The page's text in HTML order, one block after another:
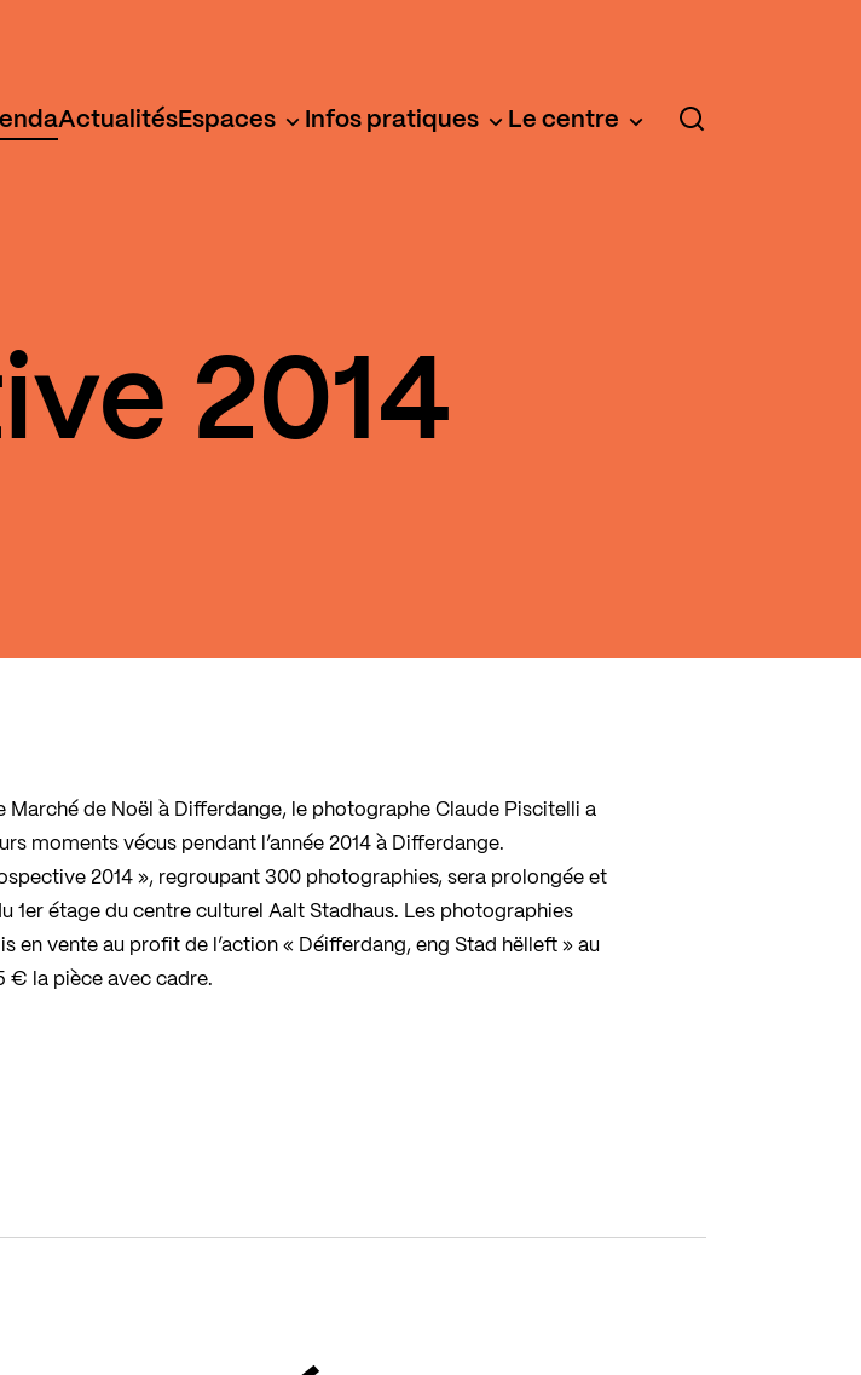
ActualitésEspaces Infos pratiques Le centre
2014
Marché de Noël à Differdange, le photographe Claude Piscitelli a
moments vécus pendant l’année 2014 à Differdange.
2014 », regroupant 300 photographies, sera prolongée et
1er étage du centre culturel Aalt Stadhaus. Les photographies
en vente au profit de l’action « Déifferdang, eng Stad hëlleft » au
€ la pièce avec cadre.